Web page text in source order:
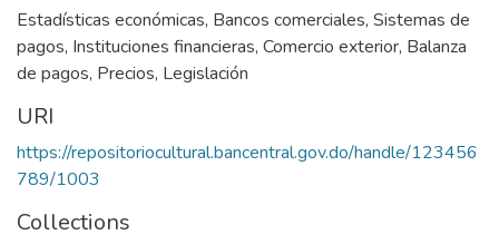
Estadísticas económicas, Bancos comerciales, Sistemas de
pagos, Instituciones financieras, Comercio exterior, Balanza
de pagos, Precios, Legislación
URI
https://repositoriocultural.bancentral.gov.do/handle/123456
789/1003
Collections